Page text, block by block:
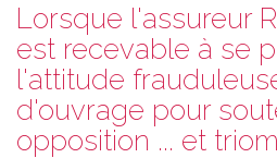
Lorsque l'assureur
est recevable à se
l'attitude
d'ouvrage pour
opposition ... et